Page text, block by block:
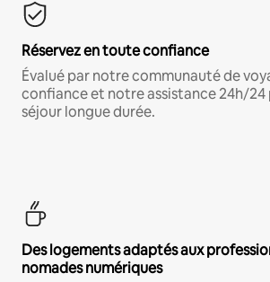
Réservez en toute confiance
Évalué par notre communauté de
confiance et notre assistance 24h/
séjour longue durée.
Des logements adaptés aux
nomades numériques